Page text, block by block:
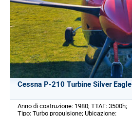
Cessna P-210 Turbine Silver Eagle
Anno di costruzione: 1980; TTAF: 3500h;
Tipo: Turbo propulsione; Ubicazione: